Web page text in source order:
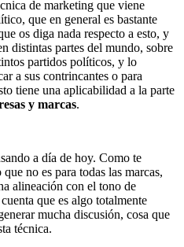
de marketing que viene
que en general es bastante
os diga nada respecto a esto, y
distintas partes del mundo, sobre
partidos políticos, y lo
a sus contrincantes o para
tiene una aplicabilidad a la parte
y marcas.
a día de hoy. Como te
no es para todas las marcas,
alineación con el tono de
que es algo totalmente
mucha discusión, cosa que
técnica.